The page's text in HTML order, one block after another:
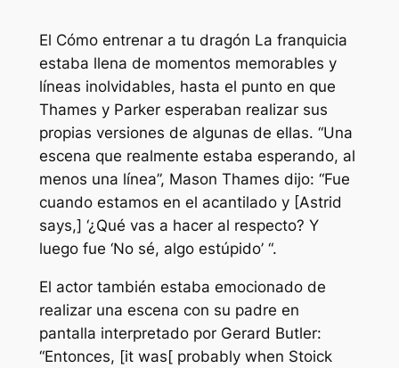
El Cómo entrenar a tu dragón La franquicia
estaba llena de momentos memorables y
líneas inolvidables, hasta el punto en que
Thames y Parker esperaban realizar sus
propias versiones de algunas de ellas. “Una
escena que realmente estaba esperando, al
menos una línea”, Mason Thames dijo: “Fue
cuando estamos en el acantilado y [Astrid
says,] ‘¿Qué vas a hacer al respecto? Y
luego fue ‘No sé, algo estúpido’ “.
El actor también estaba emocionado de
realizar una escena con su padre en
pantalla interpretado por Gerard Butler:
“Entonces, [it was[ probably when Stoick